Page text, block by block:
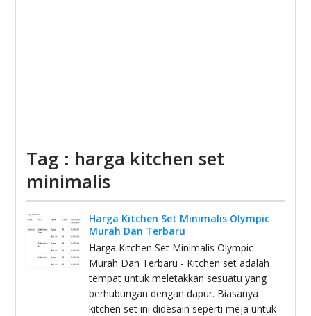
Tag : harga kitchen set
minimalis
Harga Kitchen Set Minimalis Olympic
Murah Dan Terbaru
Harga Kitchen Set Minimalis Olympic
Murah Dan Terbaru - Kitchen set adalah
tempat untuk meletakkan sesuatu yang
berhubungan dengan dapur. Biasanya
kitchen set ini didesain seperti meja untuk